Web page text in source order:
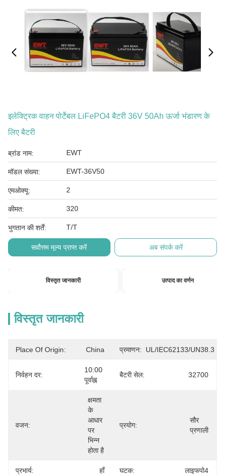
इलेक्ट्रिक वाहन पोर्टेबल LiFePO4 बैटरी 36V 50Ah ऊर्जा भंडारण के
लिए बैटरी
ब्रांड नाम: EWT
मॉडल संख्या: EWT-36V50
एमओक्यू: 2
कीमत: 320
भुगतान की शर्तें: T/T
सर्वोत्तम मूल्य प्राप्त करें अब संपर्क करें
विस्तृत जानकारी उत्पाद का वर्णन
विस्तृत जानकारी
Place Of Origin: China प्रमाणन: UL/IEC62133/UN38.3
निर्वहन दर:
10:00
पूर्वाह्न
बैटरी सेल: 32700
वजन:
क्षमता
के
आधार
पर
भिन्न
होता है
प्रयोग:
सौर
प्रणाली
प्रभार्य: हाँ घटक: लाइफपो4